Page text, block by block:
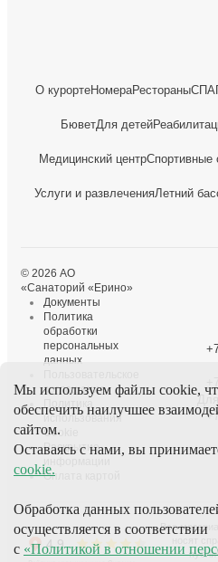
О курортеНомераРестораныСПА
БюветДля детей
Медицинский центрСпортивные
Услуги и развлеченияЛетний
© 2026 АО
«Санаторий «Ерино»
Документы
Политика
обработки
персональных
данных
соглашение
использования
Cookie
Раскрытие
информации
Оплата картой
Для
Все
Мы используем файлы cookie,
обеспечить наилучшее
сайтом.
Оставаясь с нами, вы
cookie.
Обработка данных
осуществляется в соответствии
с «Политикой в отношении